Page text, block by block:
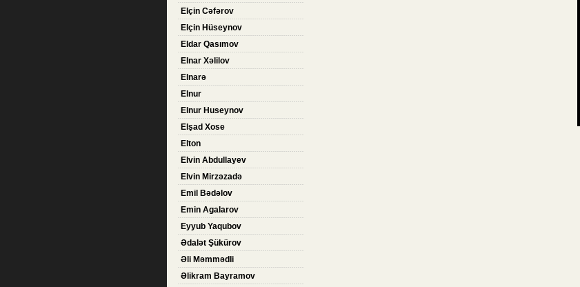
Elçin Cəfərov
Elçin Hüseynov
Eldar Qasımov
Elnar Xəlilov
Elnarə
Elnur
Elnur Huseynov
Elşad Xose
Elton
Elvin Abdullayev
Elvin Mirzəzadə
Emil Bədəlov
Emin Agalarov
Eyyub Yaqubov
Ədalət Şükürov
Əli Məmmədli
Əlikram Bayramov